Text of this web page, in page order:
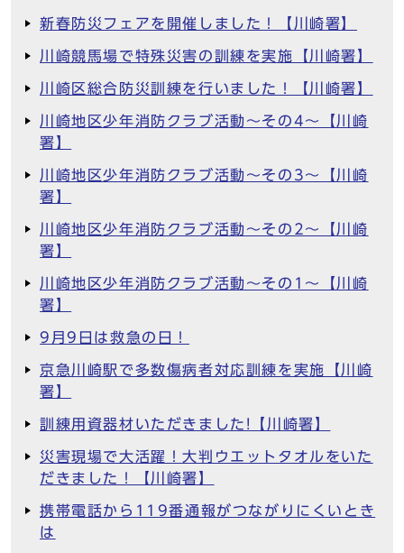
新春防災フェアを開催しました！【川崎署】
川崎競馬場で特殊災害の訓練を実施【川崎署】
川崎区総合防災訓練を行いました！【川崎署】
川崎地区少年消防クラブ活動～その4～【川崎
署】
川崎地区少年消防クラブ活動～その3～【川崎
署】
川崎地区少年消防クラブ活動～その2～【川崎
署】
川崎地区少年消防クラブ活動～その1～【川崎
署】
9月9日は救急の日！
京急川崎駅で多数傷病者対応訓練を実施【川崎
署】
訓練用資器材いただきました!【川崎署】
災害現場で大活躍！大判ウエットタオルをいた
だきました！【川崎署】
携帯電話から119番通報がつながりにくいとき
は